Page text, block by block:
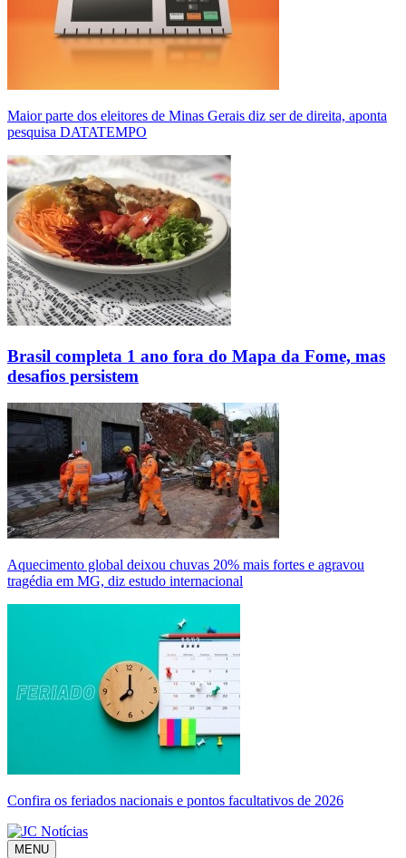
Maior parte dos eleitores de Minas Gerais diz ser de direita, aponta
pesquisa DATATEMPO
Brasil completa 1 ano fora do Mapa da Fome, mas
desafios persistem
Aquecimento global deixou chuvas 20% mais fortes e agravou
tragédia em MG, diz estudo internacional
Confira os feriados nacionais e pontos facultativos de 2026
MENU